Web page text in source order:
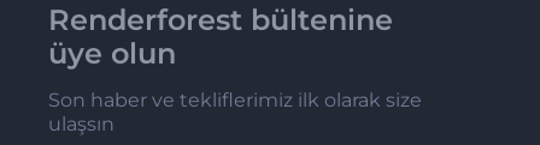
Renderforest bültenine
üye olun
Son haber ve tekliflerimiz ilk olarak size
ulaşsın